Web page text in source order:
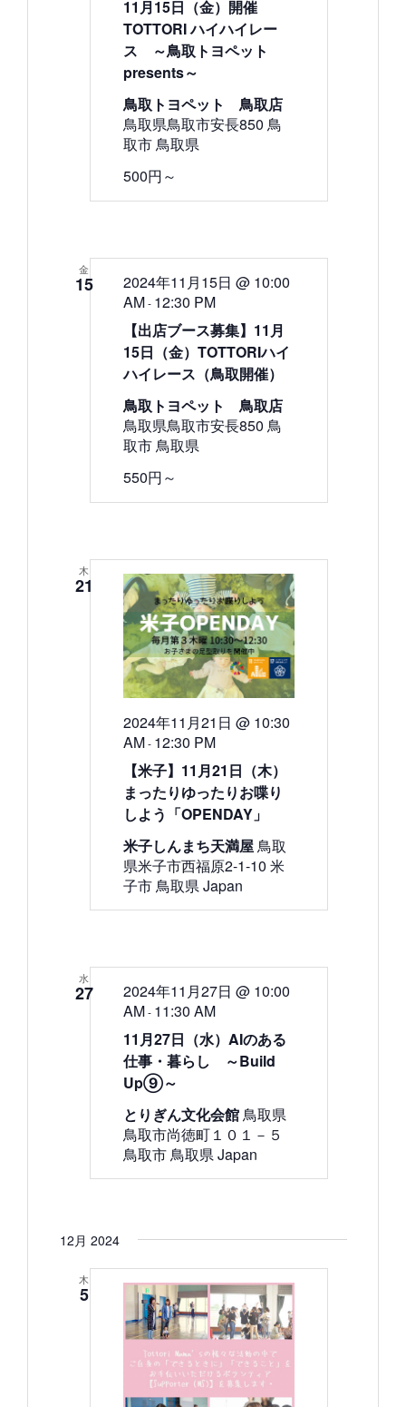
11月15日（金）開催
TOTTORI ハイハイレー
ス ～鳥取トヨペット
presents～
鳥取トヨペット 鳥取店
鳥取県鳥取市安長850 鳥
取市 鳥取県
500円～
金
15
【出店ブース募集】11月
15日（金）TOTTORIハイ
ハイレース（鳥取開催）
2024年11月15日 @ 10:00
AM - 12:30 PM
鳥取トヨペット 鳥取店
鳥取県鳥取市安長850 鳥
取市 鳥取県
550円～
木
21
【米子】11月21日（木）
まったりゆったりお喋り
しよう「OPENDAY」
2024年11月21日 @ 10:30
AM - 12:30 PM
米子しんまち天満屋鳥取
県米子市西福原2-1-10 米
子市 鳥取県 Japan
水
27
11月27日（水）AIのある
仕事・暮らし ～Build
Up⑨～
2024年11月27日 @ 10:00
AM - 11:30 AM
とりぎん文化会館鳥取県
鳥取市尚徳町１０１－５
鳥取市 鳥取県 Japan
12月 2024
木
5